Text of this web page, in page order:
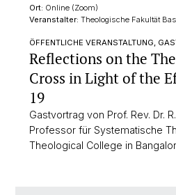
Ort: Online (Zoom)
Veranstalter: Theologische Fakultät
ÖFFENTLICHE VERANSTALTUNG,
Reflections on the
Cross in Light of the
19
Gastvortrag von Prof. Rev. Dr.
Professor für Systematische
Theological College in